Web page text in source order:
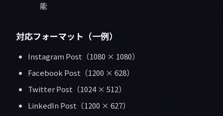
能
対応フォーマット（一例）
Instagram Post（1080 × 1080）
Facebook Post（1200 × 628）
Twitter Post（1024 × 512）
LinkedIn Post（1200 × 627）